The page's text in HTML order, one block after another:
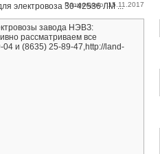
электровоза 30-42536 ЛМ ...
Размещено: 15.11.2017
завода НЭВЗ:
рассматриваем все
и (8635) 25-89-47,http://land-